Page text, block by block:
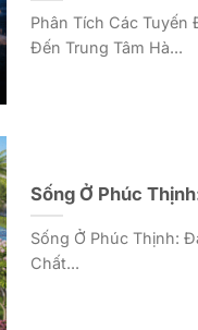
Phân Tích Các
Đến Trung Tâm Hà...
Sống Ở Phúc
Sống Ở Phúc Thịnh:
Chất...